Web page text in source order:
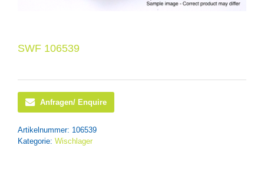
SWF 106539
Anfragen/ Enquire
Artikelnummer: 106539
Kategorie: Wischlager